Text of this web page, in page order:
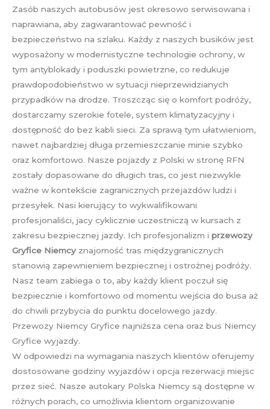
Zasób naszych autobusów jest okresowo serwisowana i
naprawiana, aby zagwarantować pewność i
bezpieczeństwo na szlaku. Każdy z naszych busików jest
wyposażony w modernistyczne technologie ochrony, w
tym antyblokady i poduszki powietrzne, co redukuje
prawdopodobieństwo w sytuacji nieprzewidzianych
przypadków na drodze. Troszcząc się o komfort podróży,
dostarczamy szerokie fotele, system klimatyzacyjny i
dostępność do bez kabli sieci. Za sprawą tym ułatwieniom,
nawet najbardziej długa przemieszczanie minie szybko
oraz komfortowo. Nasze pojazdy z Polski w stronę RFN
zostały dopasowane do długich tras, co jest niezwykle
ważne w kontekście zagranicznych przejazdów ludzi i
przesyłek. Nasi kierujący to wykwalifikowani
profesjonaliści, jacy cyklicznie uczestniczą w kursach z
zakresu bezpiecznej jazdy. Ich profesjonalizm i przewozy
Gryfice Niemcy znajomość tras międzygranicznych
stanowią zapewnieniem bezpiecznej i ostrożnej podróży.
Nasz team zabiega o to, aby każdy klient poczuł się
bezpiecznie i komfortowo od momentu wejścia do busa aż
do chwili przybycia do punktu docelowego jazdy.
Przewozy Niemcy Gryfice najniższa cena oraz bus Niemcy
Gryfice wyjazdy.
W odpowiedzi na wymagania naszych klientów oferujemy
dostosowane godziny wyjazdów i opcja rezerwacji miejsc
przez sieć. Nasze autokary Polska Niemcy są dostępne w
różnych porach, co umożliwia klientom organizowanie